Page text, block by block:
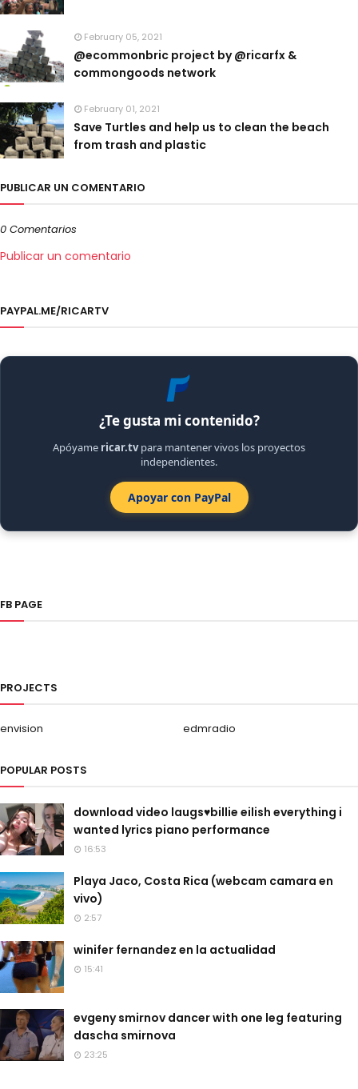
February 05, 2021
@ecommonbric project by @ricarfx &
commongoods network
February 01, 2021
Save Turtles and help us to clean the beach
from trash and plastic
PUBLICAR UN COMENTARIO
0 Comentarios
Publicar un comentario
PAYPAL.ME/RICARTV
¿Te gusta mi contenido?
Apóyame ricar.tvpara mantener vivos los proyectos
independientes.
Apoyar con PayPal
FB PAGE
PROJECTS
envision edmradio
POPULAR POSTS
download video laugs♥billie eilish everything i
wanted lyrics piano performance
16:53
Playa Jaco, Costa Rica (webcam camara en
vivo)
2:57
winifer fernandez en la actualidad
15:41
evgeny smirnov dancer with one leg featuring
dascha smirnova
23:25